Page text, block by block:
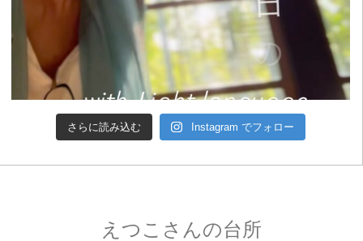
さらに読み込む Instagram でフォロー
えつこさんの台所